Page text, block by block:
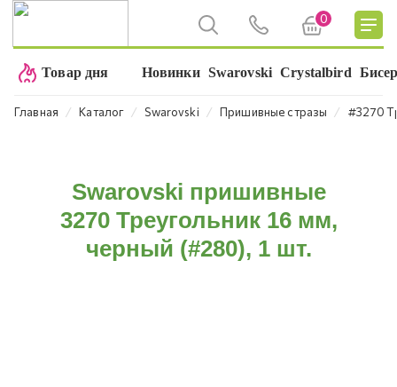
0
Товар дня Новинки Swarovski Crystalbird
Главная ⁄ Каталог ⁄ Swarovski ⁄ Пришивные стразы ⁄ #3270
Swarovski пришивные
3270 Треугольник 16 мм,
черный (#280), 1 шт.